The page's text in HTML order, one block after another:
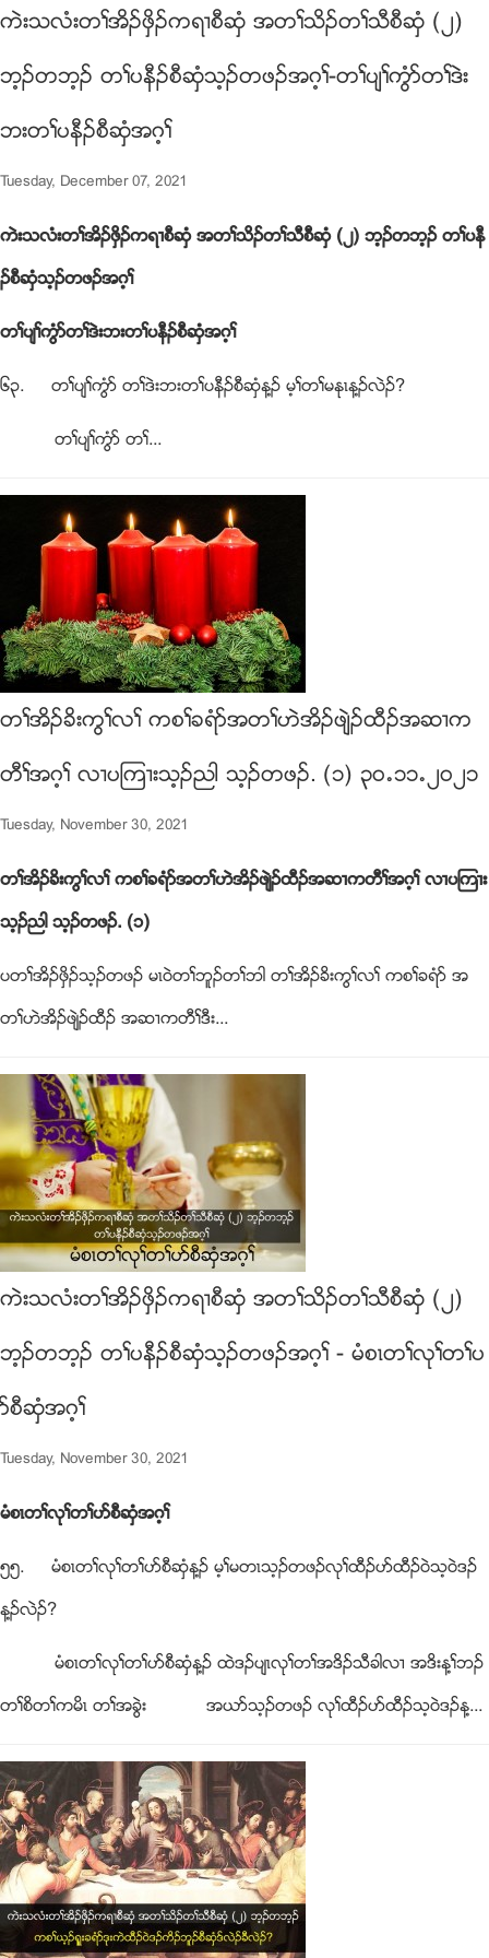
ကဲးသလံးတႈအိဥဖွိဥကရ႕စီဆွံ အတႈသိဥတႈသီစီဆွံ (၂)
ဘ့ဥတဘ့ဥ တႈပနီဥစီဆွံသ့ဥတဖဥအဂ့ႈ-တႈပ်ႈကြံဏတႈဒဲး
ဘးတႈပနီဥစီဆွံအဂ့ႈ
Tuesday, December 07, 2021
ကဲးသလံးတႈအိဥဖွိဥကရ႕စီဆွံ အတႈသိဥတႈသီစီဆွံ (၂) ဘ့ဥတဘ့ဥ တႈပနီ
ဥစီဆွံသ့ဥတဖဥအဂ့ႈ
တႈပ်ႈကြံဏတႈဒဲးဘးတႈပနီဥစီဆွံအဂ့ႈ
၆၃. တႈပ်ႈကြံဏ တႈဒဲးဘးတႈပနီဥစီဆွံန႔ဥ မ့ႈတႈမႏုၚန႔ဥလဲဥ?
တႈပ်ႈကြံဏ တႈ...
တႈအိဥခိးကြႈလႈ ကစႈခရံဏအတႈဟဲအိဥဖ်ဲဥထီဥအဆ႕က
တီႈအဂ့ႈ လ႕ပၾက႕းသ့ဥညါ သ့ဥတဖဥ. (၁) ၃၀’၁၁’၂၀၂၁
Tuesday, November 30, 2021
တႈအိဥခိးကြႈလႈ ကစႈခရံဏအတႈဟဲအိဥဖ်ဲဥထီဥအဆ႕ကတီႈအဂ့ႈ လ႕ပၾက႕း
သ့ဥညါ သ့ဥတဖဥ. (၁)
ပတႈအိဥဖွိဥသ့ဥတဖဥ မၚ၀ဲတႈဘူဥတႈဘါ တႈအိဥခိးကြႈလႈ ကစႈခရံဏ အ
တႈဟဲအိဥဖ်ဲဥထီဥ အဆ႕ကတီႈဒီး...
ကဲးသလံးတႈအိဥဖွိဥကရ႕စီဆွံ အတႈသိဥတႈသီစီဆွံ (၂)
ဘ့ဥတဘ့ဥ တႈပနီဥစီဆွံသ့ဥတဖဥအဂ့ႈ - မံစၚတႈလုႈတႈပ
ဏစီဆွံအဂ့ႈ
Tuesday, November 30, 2021
မံစၚတႈလုႈတႈပဏစီဆွံအဂ့ႈ
၅၅. မံစၚတႈလုႈတႈပဏစီဆွံန႔ဥ မ့ႈမတၚသ့ဥတဖဥလုႈထီဥပဏထီဥ၀ဲသ့၀ဲဒဥ
န႔ဥလဲဥ?
မံစၚတႈလုႈတႈပဏစီဆွံန႔ဥ ထဲဒဥပ်ၚလုႈတႈအဒိဥသီခါလ႕ အဒိးန႔ႈဘဥ
တႈစိတႈကမိၚ တႈအခြဲး အဎဏသ့ဥတဖဥ လုႈထီဥပဏထီဥသ့၀ဲဒဥန႔...